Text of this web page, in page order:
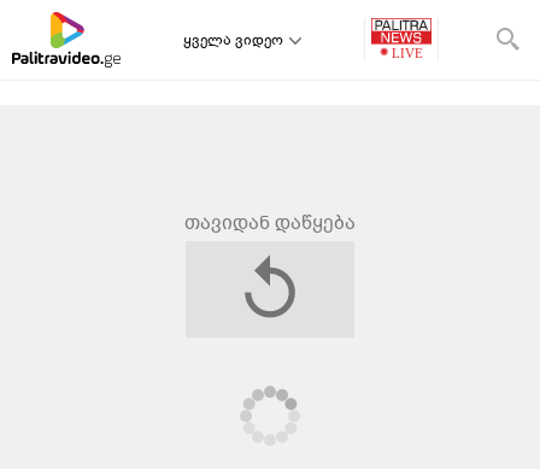
ყველა ვიდეო
თავიდან დაწყება